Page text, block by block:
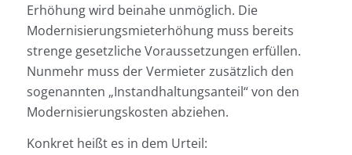
Erhöhung wird beinahe unmöglich. Die
Modernisierungsmieterhöhung muss bereits
strenge gesetzliche Voraussetzungen erfüllen.
Nunmehr muss der Vermieter zusätzlich den
sogenannten „Instandhaltungsanteil“ von den
Modernisierungskosten abziehen.
Konkret heißt es in dem Urteil: